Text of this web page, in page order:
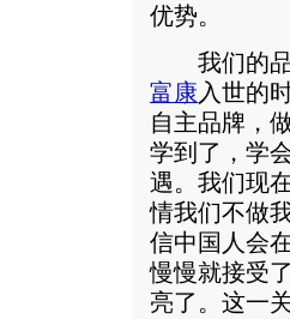
优势。
我们的品
富康 入世的
自主品牌，
学到了，学
遇。我们现
情我们不做
信中国人会
慢慢就接受
亮了。这一